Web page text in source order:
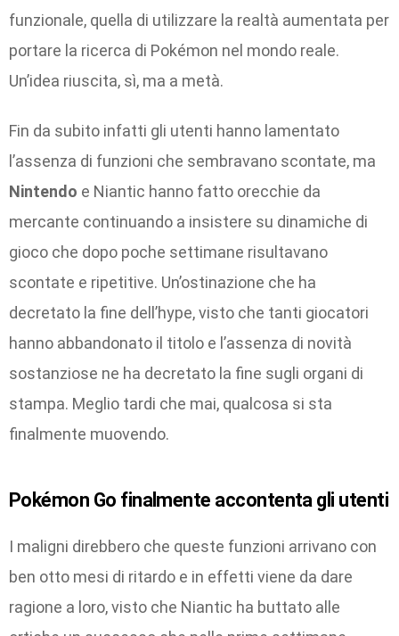
funzionale, quella di utilizzare la realtà aumentata per
portare la ricerca di Pokémon nel mondo reale.
Un’idea riuscita, sì, ma a metà.
Fin da subito infatti gli utenti hanno lamentato
l’assenza di funzioni che sembravano scontate, ma
Nintendo e Niantic hanno fatto orecchie da
mercante continuando a insistere su dinamiche di
gioco che dopo poche settimane risultavano
scontate e ripetitive. Un’ostinazione che ha
decretato la fine dell’hype, visto che tanti giocatori
hanno abbandonato il titolo e l’assenza di novità
sostanziose ne ha decretato la fine sugli organi di
stampa. Meglio tardi che mai, qualcosa si sta
finalmente muovendo.
Pokémon Go finalmente accontenta gli utenti
I maligni direbbero che queste funzioni arrivano con
ben otto mesi di ritardo e in effetti viene da dare
ragione a loro, visto che Niantic ha buttato alle